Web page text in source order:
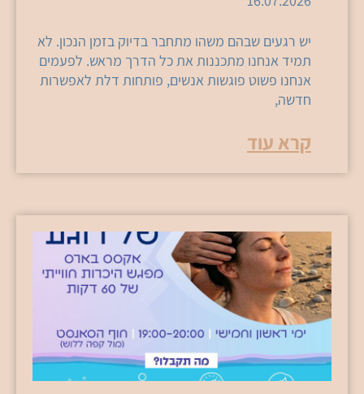
יש רגעים שבהם משהו מתחבר בדיוק בזמן הנכון. לא
תמיד אנחנו מתכננות את כל הדרך מראש. לפעמים
אנחנו פשוט פוגשות אנשים, פותחות דלת לאפשרות
חדשה,
קרא עוד